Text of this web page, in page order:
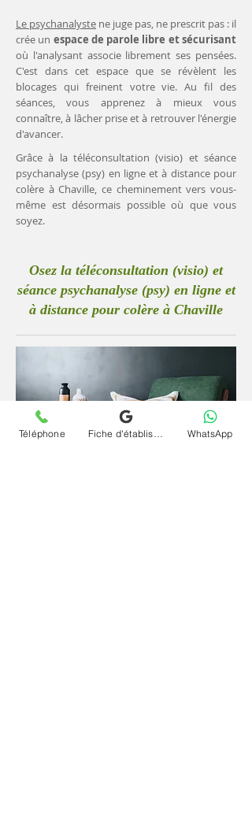
Le psychanalyste ne juge pas, ne prescrit pas : il
crée un espace de parole libre et sécurisant
où l'analysant associe librement ses pensées.
C'est dans cet espace que se révèlent les
blocages qui freinent votre vie. Au fil des
séances, vous apprenez à mieux vous
connaître, à lâcher prise et à retrouver l'énergie
d'avancer.
Grâce à la téléconsultation (visio) et séance
psychanalyse (psy) en ligne et à distance pour
colère à Chaville, ce cheminement vers vous-
même est désormais possible où que vous
soyez.
Osez la téléconsultation (visio) et
séance psychanalyse (psy) en ligne et
à distance pour colère à Chaville
Téléphone WhatsApp